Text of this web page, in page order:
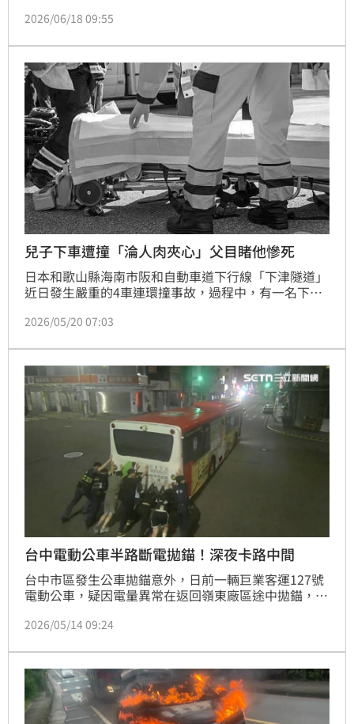
較長，後方回堵5公里，目前事故已排除，初步了解無
2026/06/18 09:55
兒子下車遭撞「淪人肉夾心」父目睹他慘死
日本和歌山縣海南市阪和自動車道下行線「下津隧道」
近日發生嚴重的4車連環撞事故，過程中，有一名下車
造成3人輕傷，也導致該隧道封閉約5小時，後續當地警
2026/05/20 07:03
台中電動公車半路斷電拋錨！深夜卡路中間
台中市區發生公車拋錨意外，日前一輛巨業客運127號
電動公車，疑因電量異常在返回嶺東廠區途中拋錨，整
車司機見狀立刻衝上前求救，最後在員警及熱心民眾幫
機。
2026/05/14 09:24